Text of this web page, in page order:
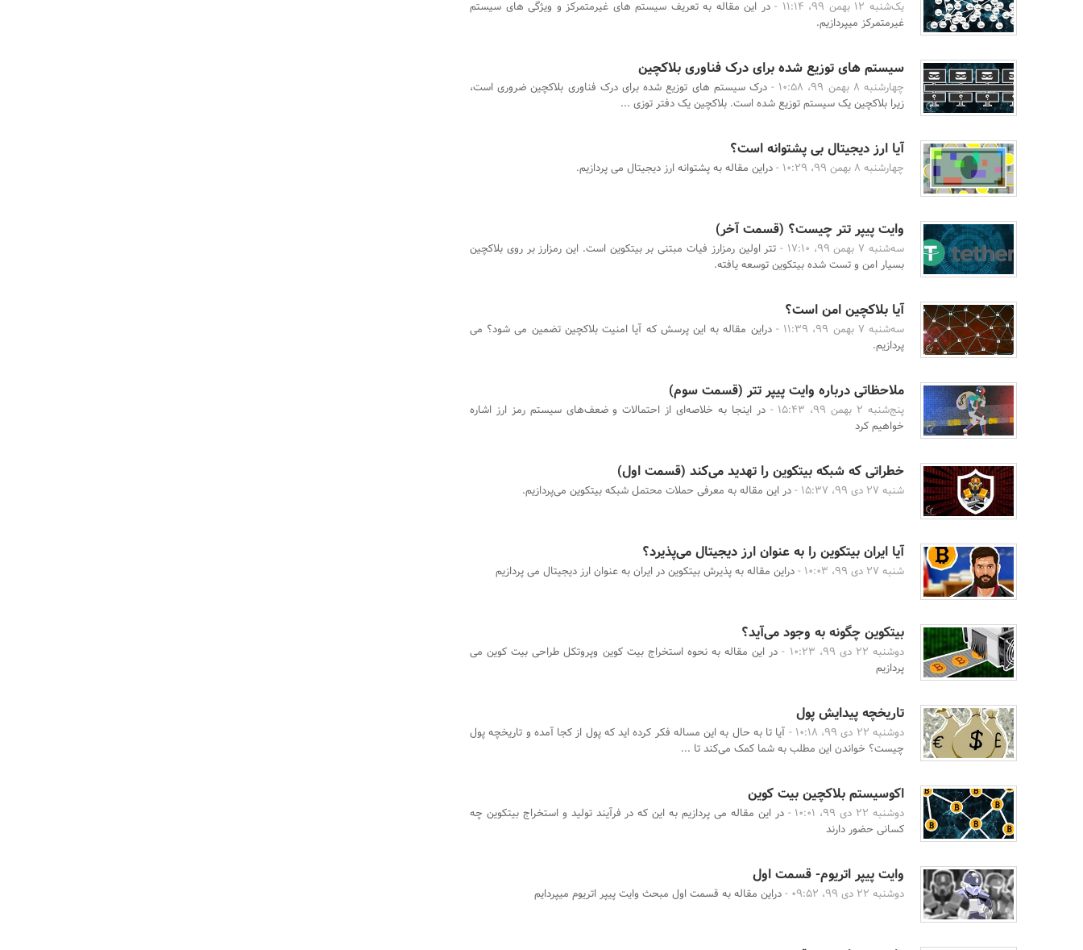
یک‌شنبه 12 بهمن 99، 11:14 -
در این مقاله به تعریف سیستم های غیرمتمرکز و ویژگی های سیستم
غیرمتمرکز میپردازیم.
سیستم های توزیع شده برای درک فناوری بلاکچین
چهارشنبه 8 بهمن 99، 10:58 -
درک سیستم های توزیع شده برای درک فناوری بلاکچین ضروری است،
زیرا بلاکچین یک سیستم توزیع شده است. بلاکچین یک دفتر توزی ...
آیا ارز دیجیتال بی پشتوانه است؟
چهارشنبه 8 بهمن 99، 10:29 - دراین مقاله به پشتوانه ارز دیجیتال می پردازیم.
وایت پیپر تتر چیست؟ (قسمت آخر)
سه‌شنبه 7 بهمن 99، 17:10 -
تتر اولین رمزارز فیات مبتنی بر بیتکوین است. این رمزارز بر روی بلاکچین
بسیار امن و تست شده بیتکوین توسعه یافته.
آیا بلاکچین امن است؟
سه‌شنبه 7 بهمن 99، 11:39 -
دراین مقاله به این پرسش که آیا امنیت بلاکچین تضمین می شود؟ می
پردازیم.
ملاحظاتی درباره وایت پیپر تتر (قسمت سوم)
پنج‌شنبه 2 بهمن 99، 15:43 -
در اینجا به خلاصه‌ای از احتمالات و ضعف‌های سیستم رمز ارز اشاره
خواهیم کرد
خطراتی که شبکه بیتکوین را تهدید می‌کند (قسمت اول)
شنبه 27 دی 99، 15:37 - در این مقاله به معرفی حملات محتمل شبکه بیتکوین می‌پردازیم.
آیا ایران بیتکوین را به عنوان ارز دیجیتال می‌پذیرد؟
شنبه 27 دی 99، 10:03 - دراین مقاله به پذیرش بیتکوین در ایران به عنوان ارز دیجیتال می پردازیم
بیتکوین چگونه به وجود می‌آید؟
دوشنبه 22 دی 99، 10:23 -
در این مقاله به نحوه استخراج بیت کوین وپروتکل طراحی بیت کوین می
پردازیم
تاریخچه پیدایش پول
دوشنبه 22 دی 99، 10:18 -
آیا تا به حال به این مساله فکر کرده اید که پول از کجا آمده و تاریخچه پول
چیست؟ خواندن این مطلب به شما کمک می‌کند تا ...
اکوسیستم بلاکچین بیت کوین
دوشنبه 22 دی 99، 10:01 -
در این مقاله می پردازیم به این که در فرآیند تولید و استخراج بیتکوین چه
کسانی حضور دارند
وایت پیپر اتریوم- قسمت اول
دوشنبه 22 دی 99، 09:52 - دراین مقاله به قسمت اول مبحث وایت پیپر اتریوم میپردایم